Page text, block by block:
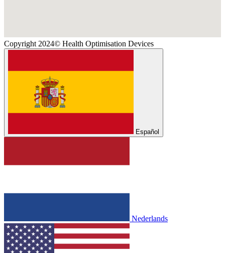
Copyright 2024© Health Optimisation Devices
Español
Nederlands